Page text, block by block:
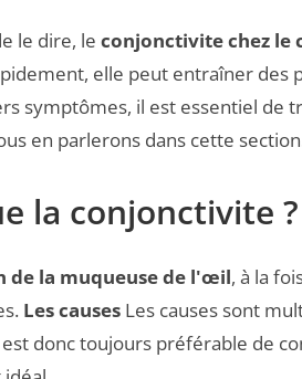
le dire, le conjonctivite chez le
elle peut entraîner des
symptômes, il est essentiel de
en parlerons dans cette
la conjonctivite ?
de la muqueuse de l'œil, à la
Les causes Les causes sont
est donc toujours préférable de